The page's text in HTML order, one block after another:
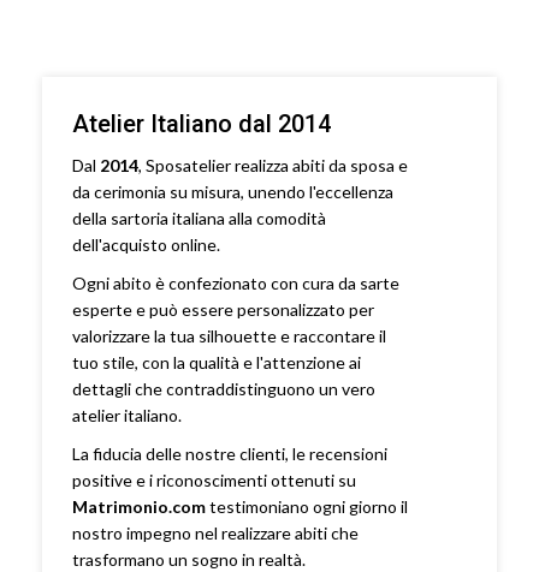
Atelier Italiano dal 2014
Dal 2014, Sposatelier realizza abiti da sposa e
da cerimonia su misura, unendo l'eccellenza
della sartoria italiana alla comodità
dell'acquisto online.
Ogni abito è confezionato con cura da sarte
esperte e può essere personalizzato per
valorizzare la tua silhouette e raccontare il
tuo stile, con la qualità e l'attenzione ai
dettagli che contraddistinguono un vero
atelier italiano.
La fiducia delle nostre clienti, le recensioni
positive e i riconoscimenti ottenuti su
Matrimonio.comtestimoniano ogni giorno il
nostro impegno nel realizzare abiti che
trasformano un sogno in realtà.